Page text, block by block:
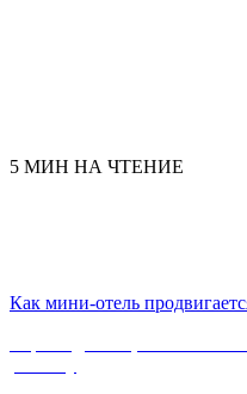
5 МИН НА ЧТЕНИЕ
Как мини-отель